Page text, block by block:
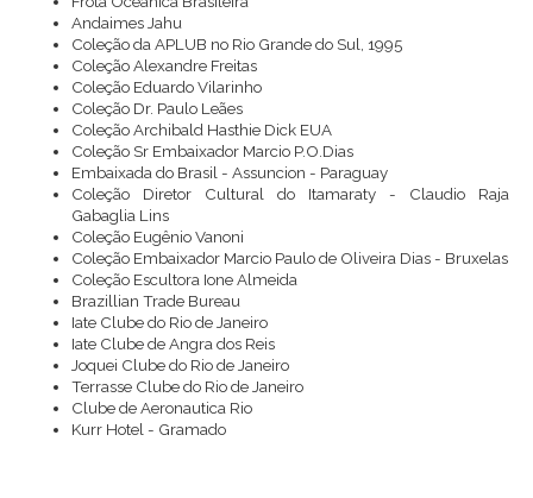
Andaimes Jahu
Coleção da APLUB no Rio Grande do Sul, 1995
Coleção Alexandre Freitas
Coleção Eduardo Vilarinho
Coleção Dr. Paulo Leães
Coleção Archibald Hasthie Dick EUA
Coleção Sr Embaixador Marcio P.O.Dias
Embaixada do Brasil - Assuncion - Paraguay
Coleção Diretor Cultural do Itamaraty - Claudio Raja
Gabaglia Lins
Coleção Eugênio Vanoni
Coleção Embaixador Marcio Paulo de Oliveira Dias - Bruxelas
Coleção Escultora Ione Almeida
Brazillian Trade Bureau
Iate Clube do Rio de Janeiro
Iate Clube de Angra dos Reis
Joquei Clube do Rio de Janeiro
Terrasse Clube do Rio de Janeiro
Clube de Aeronautica Rio
Kurr Hotel - Gramado